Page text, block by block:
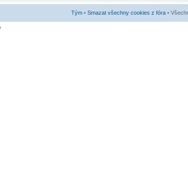
Tým • Smazat všechny cookies z fóra •